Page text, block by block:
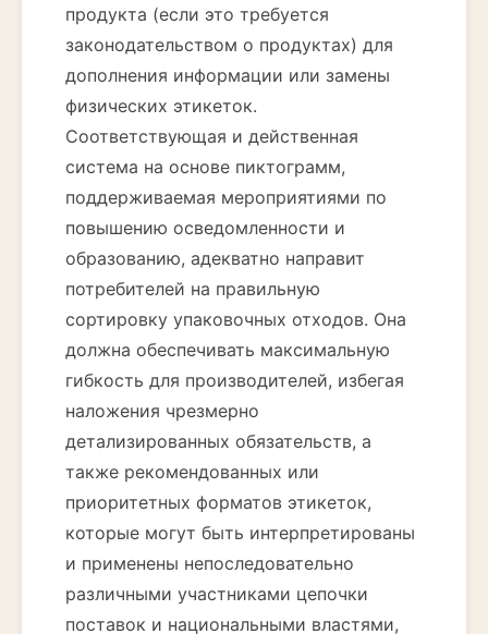
продукта (если это требуется
законодательством о продуктах) для
дополнения информации или замены
физических этикеток.
Соответствующая и действенная
система на основе пиктограмм,
поддерживаемая мероприятиями по
повышению осведомленности и
образованию, адекватно направит
потребителей на правильную
сортировку упаковочных отходов. Она
должна обеспечивать максимальную
гибкость для производителей, избегая
наложения чрезмерно
детализированных обязательств, а
также рекомендованных или
приоритетных форматов этикеток,
которые могут быть интерпретированы
и применены непоследовательно
различными участниками цепочки
поставок и национальными властями,